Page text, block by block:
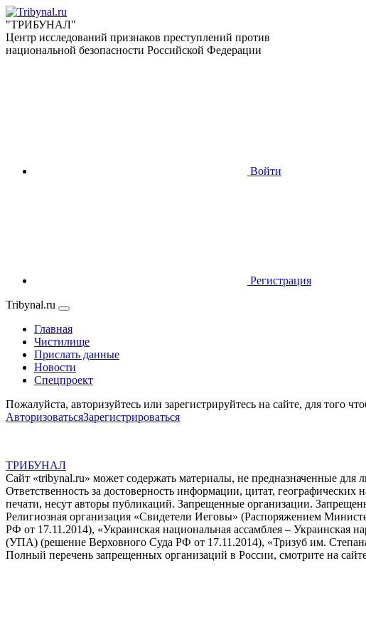
"ТРИБУНАЛ"
Центр исследований признаков преступлений против
национальной безопасности Российской Федерации
Войти
Регистрация
Tribynal.ru
Главная
Чистилище
Прислать данные
Новости
Спецпроект
Пожалуйста, авторизуйтесь или зарегистрируйтесь на сайте, для того
АвторизоватьсяЗарегистрироваться
ТРИБУНАЛ
Сайт «tribynal.ru» может содержать материалы, не предназначенные для
Ответственность за достоверность информации, цитат,
печати, несут авторы публикаций. Запрещенные организации.
Религиозная организация «Свидетели Иеговы» (Распоряжением
РФ от 17.11.2014), «Украинская национальная ассамблея –
(УПА) (решение Верховного Суда РФ от 17.11.2014), «Тризуб им.
Полный перечень запрещенных организаций в России, смотрите на